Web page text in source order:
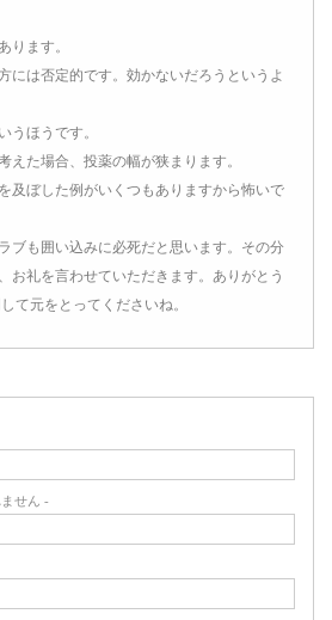
ります。
には否定的です。効かないだろうというよ
うほうです。
えた場合、投薬の幅が狭まります。
及ぼした例がいくつもありますから怖いで
ブも囲い込みに必死だと思います。その分
お礼を言わせていただきます。ありがとう
て元をとってくださいね。
せん -